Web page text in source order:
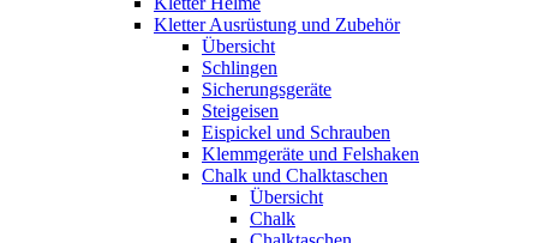
Kletter Ausrüstung und Zubehör
Übersicht
Schlingen
Sicherungsgeräte
Steigeisen
Eispickel und Schrauben
Klemmgeräte und Felshaken
Chalk und Chalktaschen
Übersicht
Chalk